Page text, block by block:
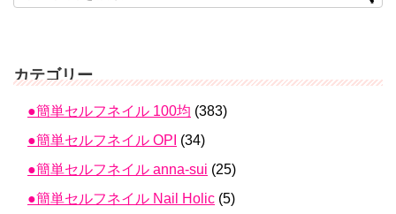
カテゴリー
●簡単セルフネイル 100均 (383)
●簡単セルフネイル OPI (34)
●簡単セルフネイル anna-sui (25)
●簡単セルフネイル Nail Holic (5)